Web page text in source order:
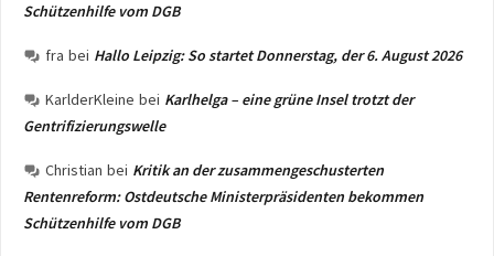
Schützenhilfe vom DGB
fra bei Hallo Leipzig: So startet Donnerstag, der 6. August 2026
KarlderKleine bei Karlhelga – eine grüne Insel trotzt der
Gentrifizierungswelle
Christian bei Kritik an der zusammengeschusterten
Rentenreform: Ostdeutsche Ministerpräsidenten bekommen
Schützenhilfe vom DGB